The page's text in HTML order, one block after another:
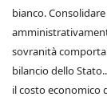
bianco.
sovranità
bilancio dello
il costo economico